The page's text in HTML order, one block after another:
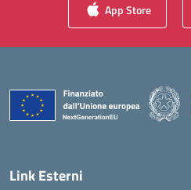
App Store
Link Esterni